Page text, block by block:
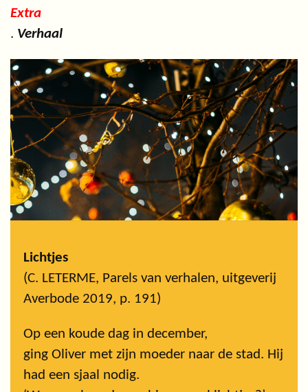
Extra
. Verhaal
Lichtjes
(C. LETERME, Parels van verhalen, uitgeverij
Averbode 2019, p. 191)
Op een koude dag in december,
ging Oliver met zijn moeder naar de stad. Hij
had een sjaal nodig.